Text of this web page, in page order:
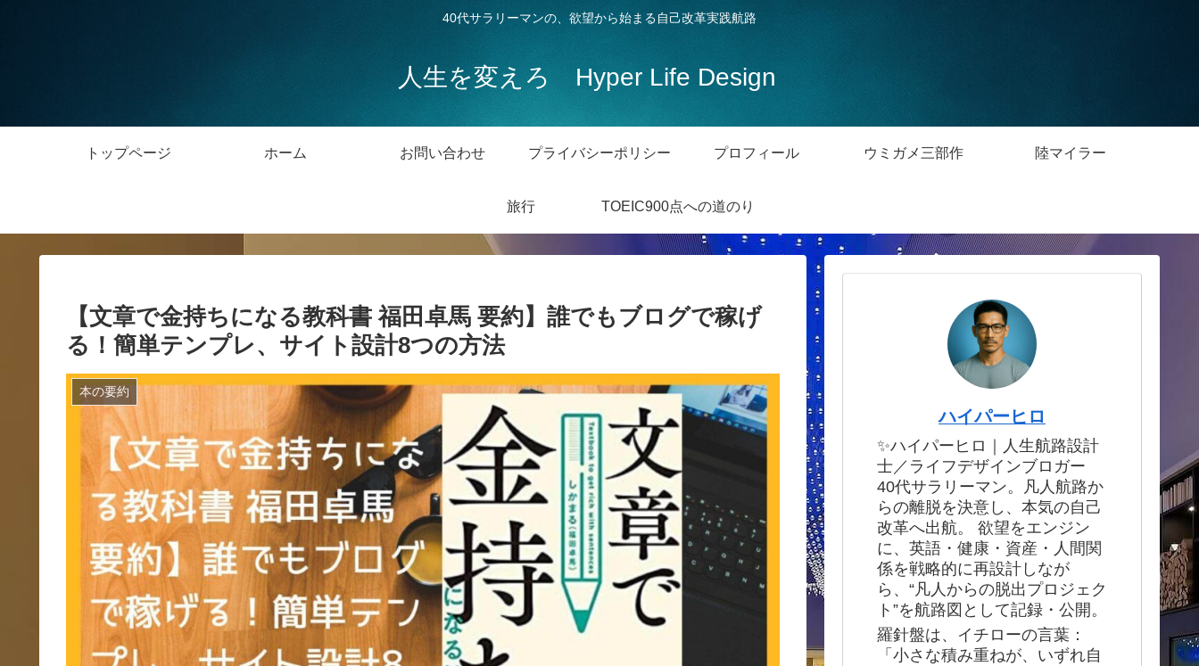
40代サラリーマンの、欲望から始まる自己改革実践航路
人生を変えろ Hyper Life Design
トップページ ホーム お問い合わせ プライバシーポリシー プロフィール ウミガメ三部作 陸マイラー
旅行 TOEIC900点への道のり
【文章で金持ちになる教科書 福田卓馬 要約】誰でもブログで稼げ
る！簡単テンプレ、サイト設計8つの方法
本の要約
ハイパーヒロ
✨ハイパーヒロ｜人生航路設計
士／ライフデザインブロガー
40代サラリーマン。凡人航路か
らの離脱を決意し、本気の自己
改革へ出航。 欲望をエンジン
に、英語・健康・資産・人間関
係を戦略的に再設計しなが
ら、“凡人からの脱出プロジェク
ト”を航路図として記録・公開。
羅針盤は、イチローの言葉：
「小さな積み重ねが、いずれ自